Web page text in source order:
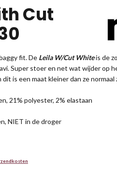
Cut
fit. De Leila W/Cut Whiteis de
Super stoer en net wat wijder op
dit is een maat kleiner dan ze normaal
21% polyester, 2% elastaan
NIET in de droger